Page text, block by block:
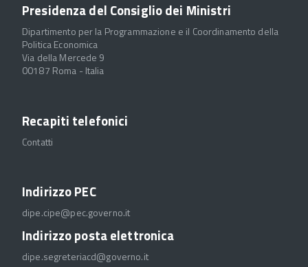
Presidenza del Consiglio dei Ministri
Dipartimento per la Programmazione e il Coordinamento della
Politica Economica
Via della Mercede 9
00187 Roma - Italia
Recapiti telefonici
Contatti
Indirizzo PEC
dipe.cipe@pec.governo.it
Indirizzo posta elettronica
dipe.segreteriacd@governo.it